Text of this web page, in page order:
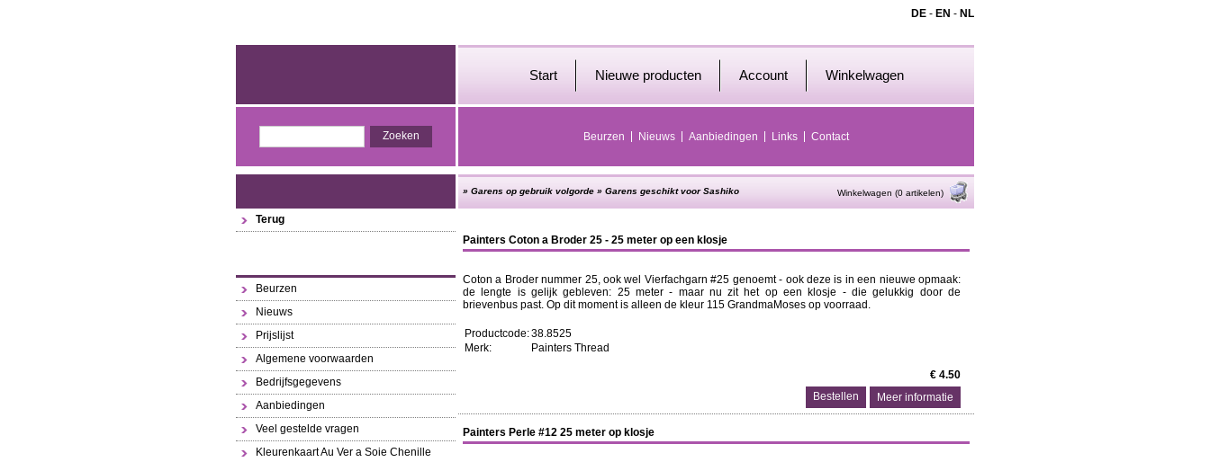
DE - EN - NL
Start Nieuwe producten Account Winkelwagen
Beurzen Nieuws Aanbiedingen Links Contact
Terug
Beurzen
Nieuws
Prijslijst
Algemene voorwaarden
Bedrijfsgegevens
Aanbiedingen
Veel gestelde vragen
Kleurenkaart Au Ver a Soie Chenille
» Garens op gebruik volgorde » Garens geschikt voor Sashiko Winkelwagen (0 artikelen)
Painters Coton a Broder 25 - 25 meter op een klosje
Coton a Broder nummer 25, ook wel Vierfachgarn #25 genoemt - ook deze is in een nieuwe opmaak:
de lengte is gelijk gebleven: 25 meter - maar nu zit het op een klosje - die gelukkig door de
brievenbus past. Op dit moment is alleen de kleur 115 GrandmaMoses op voorraad.
Productcode:38.8525
Merk:
Painters Thread
€ 4.50
Meer informatie
Painters Perle #12 25 meter op klosje